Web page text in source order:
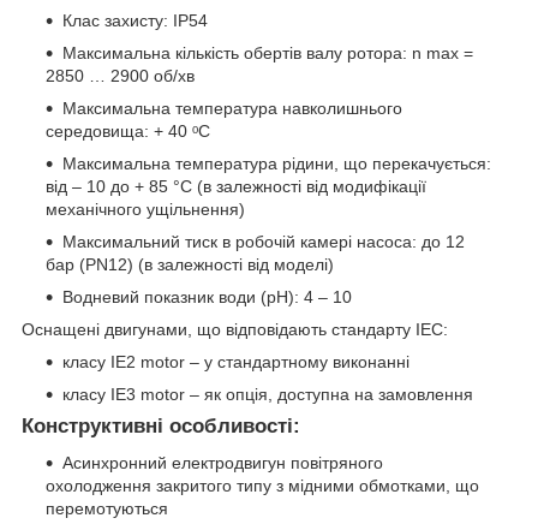
Клас захисту: IP54
Максимальна кількість обертів валу ротора: n max =
2850 … 2900 об/хв
Максимальна температура навколишнього
середовища: + 40 ᵒС
Максимальна температура рідини, що перекачується:
від – 10 до + 85 °С (в залежності від модифікації
механічного ущільнення)
Максимальний тиск в робочій камері насоса: до 12
бар (PN12) (в залежності від моделі)
Водневий показник води (рН): 4 – 10
Оснащені двигунами, що відповідають стандарту IEC:
класу IE2 motor – у стандартному виконанні
класу IE3 motor – як опція, доступна на замовлення
Конструктивні особливості:
Асинхронний електродвигун повітряного
охолодження закритого типу з мідними обмотками, що
перемотуються